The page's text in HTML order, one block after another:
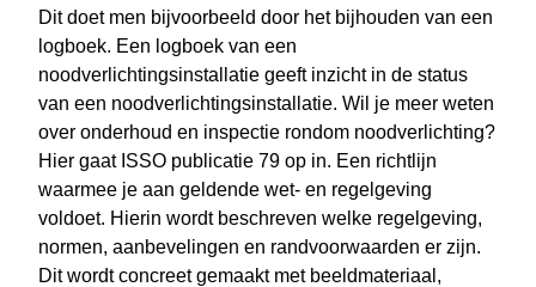
Dit doet men bijvoorbeeld door het bijhouden van een
logboek. Een logboek van een
noodverlichtingsinstallatie geeft inzicht in de status
van een noodverlichtingsinstallatie. Wil je meer weten
over onderhoud en inspectie rondom noodverlichting?
Hier gaat ISSO publicatie 79 op in. Een richtlijn
waarmee je aan geldende wet- en regelgeving
voldoet. Hierin wordt beschreven welke regelgeving,
normen, aanbevelingen en randvoorwaarden er zijn.
Dit wordt concreet gemaakt met beeldmateriaal,